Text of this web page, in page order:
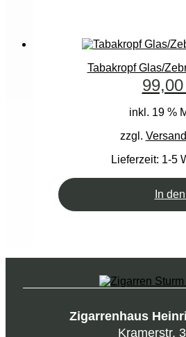
Tabakropf Glas/
99,00
inkl. 19 %
zzgl.
Lieferzeit: 1-5
In
Zigarrenhaus
Kramerstr.